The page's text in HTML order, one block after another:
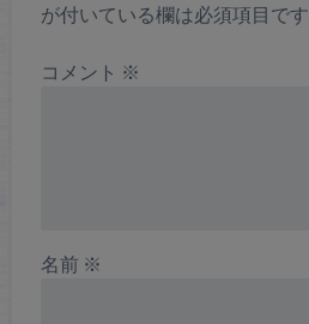
が付いている欄は必須項目です
コメント ※
名前 ※